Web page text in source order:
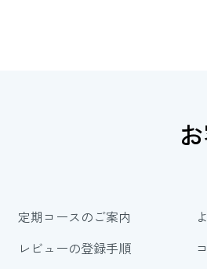
定期コースのご案内
レビューの登録手順